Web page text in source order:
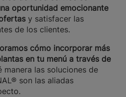
oportunidad emocionante
y satisfacer las
de los clientes.
cómo incorporar más
en tu menú a través de
manera las soluciones de
son las aliadas